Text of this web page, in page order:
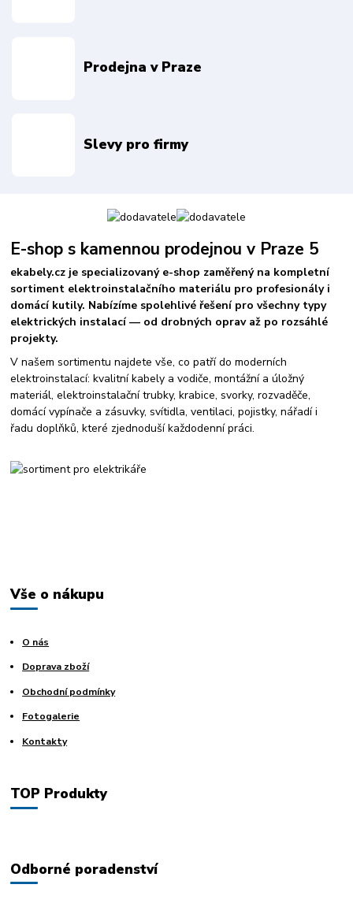
Prodejna v Praze
Slevy pro firmy
E-shop s kamennou prodejnou v Praze 5
ekabely.cz je specializovaný e-shop zaměřený na kompletní
sortiment elektroinstalačního materiálu pro profesionály i
domácí kutily. Nabízíme spolehlivé řešení pro všechny typy
elektrických instalací — od drobných oprav až po rozsáhlé
projekty.
V našem sortimentu najdete vše, co patří do moderních
elektroinstalací: kvalitní kabely a vodiče, montážní a úložný
materiál, elektroinstalační trubky, krabice, svorky, rozvaděče,
domácí vypínače a zásuvky, svítidla, ventilaci, pojistky, nářadí i
řadu doplňků, které zjednoduší každodenní práci.
Vše o nákupu
O nás
Doprava zboží
Obchodní podmínky
Fotogalerie
Kontakty
TOP Produkty
Odborné poradenství